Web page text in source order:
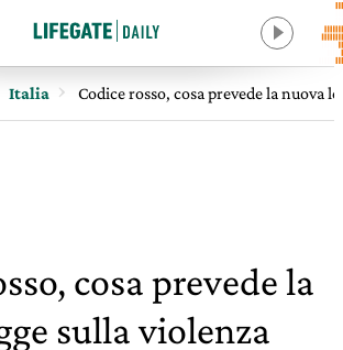
Italia Codice rosso, cosa prevede la nuova
cosa prevede la
sulla violenza